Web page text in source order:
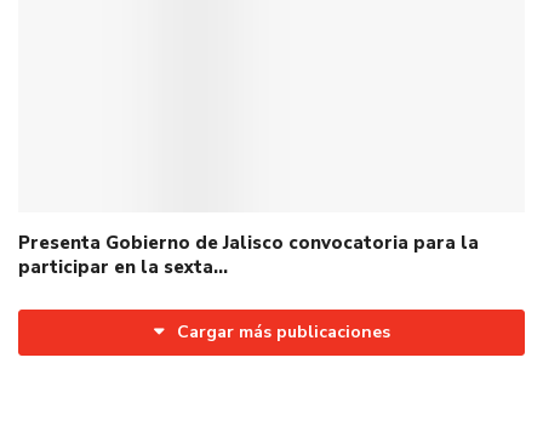
Presenta Gobierno de Jalisco convocatoria para la
participar en la sexta…
Cargar más publicaciones